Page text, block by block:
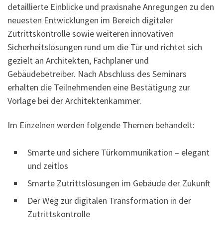
detaillierte Einblicke und praxisnahe Anregungen zu den
neuesten Entwicklungen im Bereich digitaler
Zutrittskontrolle sowie weiteren innovativen
Sicherheitslösungen rund um die Tür und richtet sich
gezielt an Architekten, Fachplaner und
Gebäudebetreiber. Nach Abschluss des Seminars
erhalten die Teilnehmenden eine Bestätigung zur
Vorlage bei der Architektenkammer.
Im Einzelnen werden folgende Themen behandelt:
Smarte und sichere Türkommunikation – elegant
und zeitlos
Smarte Zutrittslösungen im Gebäude der Zukunft
Der Weg zur digitalen Transformation in der
Zutrittskontrolle